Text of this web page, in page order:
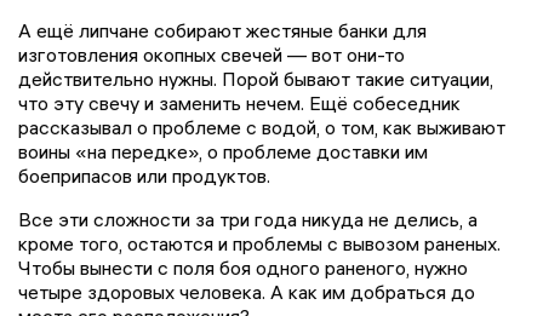
А ещё липчане собирают жестяные банки для
изготовления окопных свечей — вот они-то
действительно нужны. Порой бывают такие ситуации,
что эту свечу и заменить нечем. Ещё собеседник
рассказывал о проблеме с водой, о том, как выживают
воины «на передке», о проблеме доставки им
боеприпасов или продуктов.
Все эти сложности за три года никуда не делись, а
кроме того, остаются и проблемы с вывозом раненых.
Чтобы вынести с поля боя одного раненого, нужно
четыре здоровых человека. А как им добраться до